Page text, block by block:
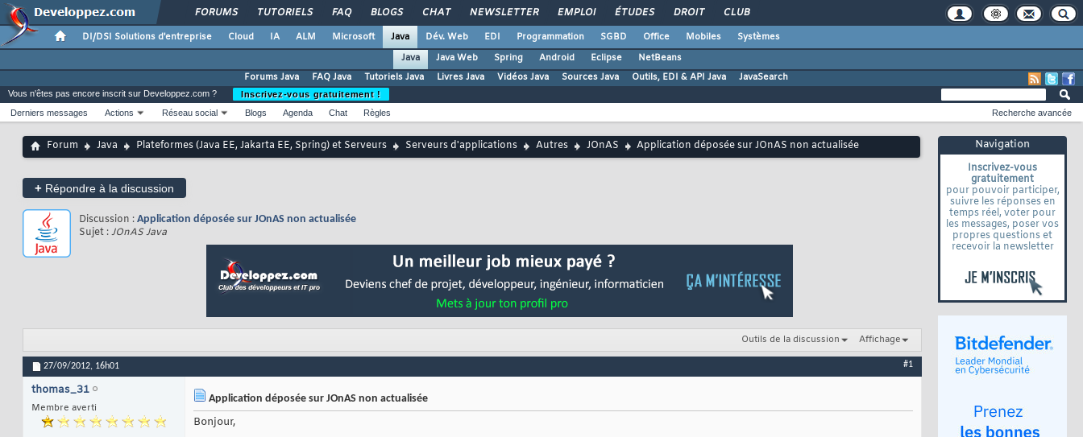
FORUMS TUTORIELS FAQ BLOGS CHAT NEWSLETTER EMPLOI ÉTUDES DROIT CLUB
DI/DSI Solutions d'entreprise Cloud IA ALM Microsoft Java Dév. Web EDI Programmation SGBD Office Mobiles
Systèmes
Java
Java Web Spring Android Eclipse
NetBeans
Forums Java
FAQ Java Tutoriels Java Livres Java Vidéos Java Sources Java Outils, EDI & API Java JavaSearch
Navigation
Inscrivez-vous
gratuitement
pour pouvoir participer,
suivre les réponses en
temps réel, voter pour
les messages, poser vos
propres questions et
recevoir la newsletter
Vous n'êtes pas encore inscrit sur Developpez.com ?
Inscrivez-vous gratuitement !
Derniers messages
Actions Réseau social Blogs Agenda Chat Règles Recherche avancée
Forum Java Plateformes (Java EE, Jakarta EE, Spring) et Serveurs Serveurs d'applications Autres JOnAS Application déposée sur JOnAS non actualisée
+ Répondre à la discussion
Discussion : Application déposée sur JOnAS non actualisée
Sujet :JOnAS Java
Outils de la discussion Affichage
27/09/2012, 16h01 #1
thomas_31
Membre averti
Application déposée sur JOnAS non actualisée
Bonjour,